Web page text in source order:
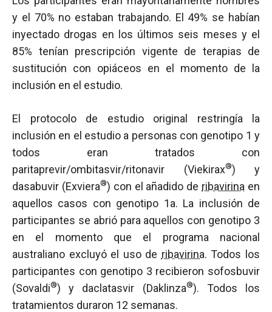
y el 70% no estaban trabajando. El 49% se habían
inyectado drogas en los últimos seis meses y el
85% tenían prescripción vigente de terapias de
sustitución con opiáceos en el momento de la
inclusión en el estudio.
El protocolo de estudio original restringía la
inclusión en el estudio a personas con genotipo 1 y
todos eran tratados con
paritaprevir/ombitasvir/ritonavir (Viekirax®) y
dasabuvir (Exviera®) con el añadido de ribavirina en
aquellos casos con genotipo 1a. La inclusión de
participantes se abrió para aquellos con genotipo 3
en el momento que el programa nacional
australiano excluyó el uso de ribavirina. Todos los
participantes con genotipo 3 recibieron sofosbuvir
(Sovaldi®) y daclatasvir (Daklinza®). Todos los
tratamientos duraron 12 semanas.